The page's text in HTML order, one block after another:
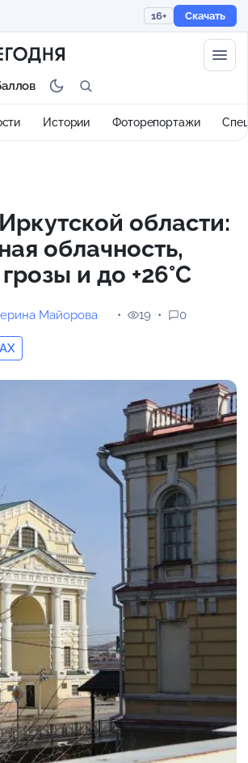
16+ Скачать
Истории Фоторепортажи
области:
облачность,
и до +26°С
Майорова 19 0